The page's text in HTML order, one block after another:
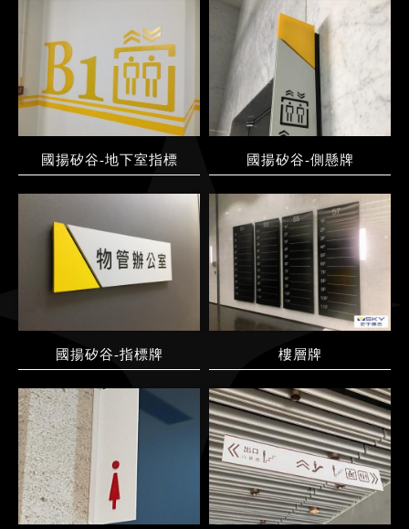
國揚矽谷-地下室指標 國揚矽谷-側懸牌
國揚矽谷-指標牌 樓層牌